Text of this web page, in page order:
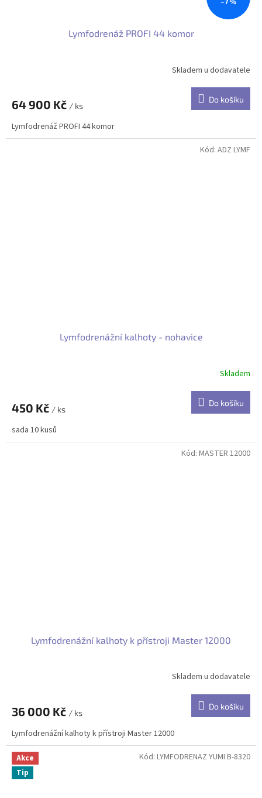
Lymfodrenáž PROFI 44 komor
Skladem u dodavatele
64 900 Kč / ks
Do košíku
Lymfodrenáž PROFI 44 komor
Lymfodrenážní kalhoty - nohavice
Skladem
450 Kč / ks
Do košíku
sada 10 kusů
Kód: ADZ LYMF
Lymfodrenážní kalhoty k přístroji Master 12000
Skladem u dodavatele
36 000 Kč / ks
Do košíku
Lymfodrenážní kalhoty k přístroji Master 12000
Kód: MASTER 12000
Akce
Tip
Kód: LYMFODRENAZ YUMI B-8320